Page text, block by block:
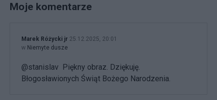
Moje komentarze
Marek Różycki jr 25.12.2025, 20:01
w Niemyte dusze
@stanislav Piękny obraz. Dziękuję.
Błogosławionych Świąt Bożego Narodzenia.